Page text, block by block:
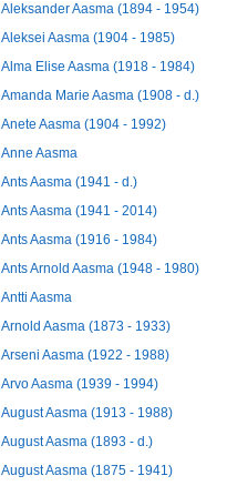
Aleksander Aasma (1894 - 1954)
Aleksei Aasma (1904 - 1985)
Alma Elise Aasma (1918 - 1984)
Amanda Marie Aasma (1908 - d.)
Anete Aasma (1904 - 1992)
Anne Aasma
Ants Aasma (1941 - d.)
Ants Aasma (1941 - 2014)
Ants Aasma (1916 - 1984)
Ants Arnold Aasma (1948 - 1980)
Antti Aasma
Arnold Aasma (1873 - 1933)
Arseni Aasma (1922 - 1988)
Arvo Aasma (1939 - 1994)
August Aasma (1913 - 1988)
August Aasma (1893 - d.)
August Aasma (1875 - 1941)